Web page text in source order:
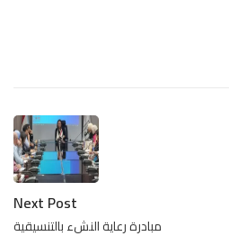
Next Post
مبادرة رعاية النشء بالتنسيقية